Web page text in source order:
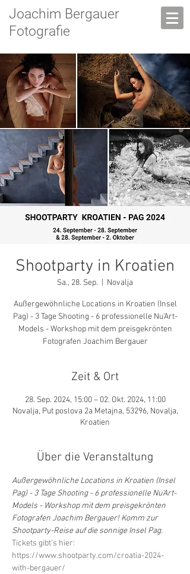
Joachim Bergauer
Fotografie
Shootparty in Kroatien
Sa., 28. Sep. Novalja
Außergewöhnliche Locations in Kroatien (Insel
Pag) - 3 Tage Shooting - 6 professionelle Nu'Art-
Models - Workshop mit dem preisgekrönten
Fotografen Joachim Bergauer
Zeit & Ort
28. Sep. 2024, 15:00 – 02. Okt. 2024, 11:00
Novalja, Put poslova 2a Metajna, 53296, Novalja,
Kroatien
Über die Veranstaltung
Außergewöhnliche Locations in Kroatien (Insel
Pag) - 3 Tage Shooting - 6 professionelle Nu'Art-
Models - Workshop mit dem preisgekrönten
Fotografen Joachim Bergauer! Komm zur
Shootparty-Reise auf die sonnige Insel Pag.
Tickets gibt's hier:
https://www.shootparty.com/croatia-2024-
with-bergauer/